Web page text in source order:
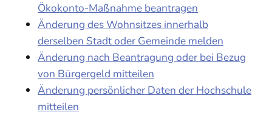
Ökokonto-Maßnahme beantragen
Änderung des Wohnsitzes innerhalb
derselben Stadt oder Gemeinde melden
Änderung nach Beantragung oder bei Bezug
von Bürgergeld mitteilen
Änderung persönlicher Daten der Hochschule
mitteilen